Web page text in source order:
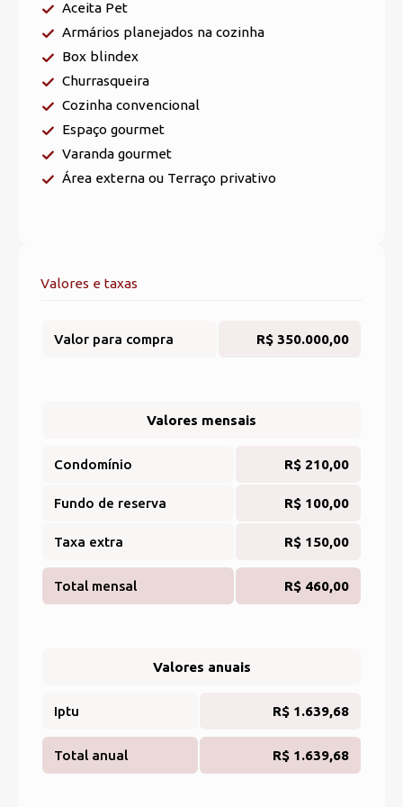
Aceita Pet
Armários planejados na cozinha
Box blindex
Churrasqueira
Cozinha convencional
Espaço gourmet
Varanda gourmet
Área externa ou Terraço privativo
Valores e taxas
Valor para compra R$ 350.000,00
Valores mensais
Condomínio R$ 210,00
Fundo de reserva R$ 100,00
Taxa extra R$ 150,00
Total mensal R$ 460,00
Valores anuais
Iptu R$ 1.639,68
Total anual R$ 1.639,68